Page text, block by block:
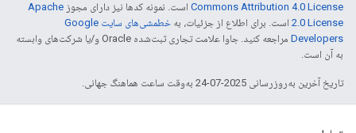
Commons Attribution 4.0 License است. نمونه کدها نیز دارای مجوز Apache
2.0 License است. برای اطلاع از جزئیات، به
خطمشی‌های سایت Google
Developers‏
مراجعه کنید. جاوا علامت تجاری ثبت‌شده Oracle و/یا شرکت‌های وابسته
به آن است.
تاریخ آخرین به‌روزرسانی 2025-07-24 به‌وقت ساعت هماهنگ جهانی.